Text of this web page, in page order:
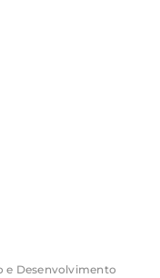
e Desenvolvimento